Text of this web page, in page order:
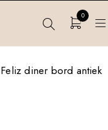
0
Feliz diner bord antiek